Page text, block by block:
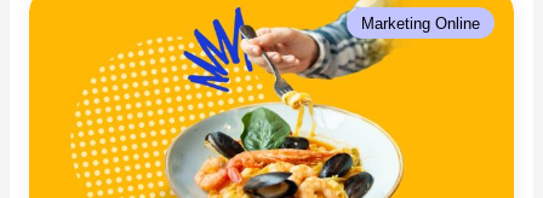
Marketing Online